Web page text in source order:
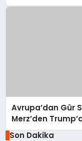
Avrupa’dan Gür
Merz’den
Uyarısı!
Son Dakika